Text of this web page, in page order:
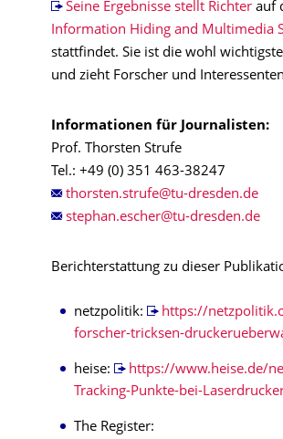
Seine Ergebnisse stellt Richterauf
Information Hiding and Multimedia
stattfindet. Sie ist die wohl
und zieht Forscher und
Informationen für Journalisten:
Prof. Thorsten Strufe
Tel.: +49 (0) 351 463-38247
Berichterstattung zu dieser
netzpolitik:
https://
forscher-tricksen-
heise:
https://www.heise.de/
Tracking-Punkte-bei-
The Register: